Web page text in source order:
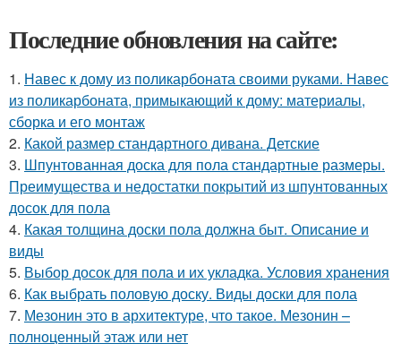
Последние обновления на сайте:
1. Навес к дому из поликарбоната своими руками. Навес
из поликарбоната, примыкающий к дому: материалы,
сборка и его монтаж
2. Какой размер стандартного дивана. Детские
3. Шпунтованная доска для пола стандартные размеры.
Преимущества и недостатки покрытий из шпунтованных
досок для пола
4. Какая толщина доски пола должна быт. Описание и
виды
5. Выбор досок для пола и их укладка. Условия хранения
6. Как выбрать половую доску. Виды доски для пола
7. Мезонин это в архитектуре, что такое. Мезонин –
полноценный этаж или нет